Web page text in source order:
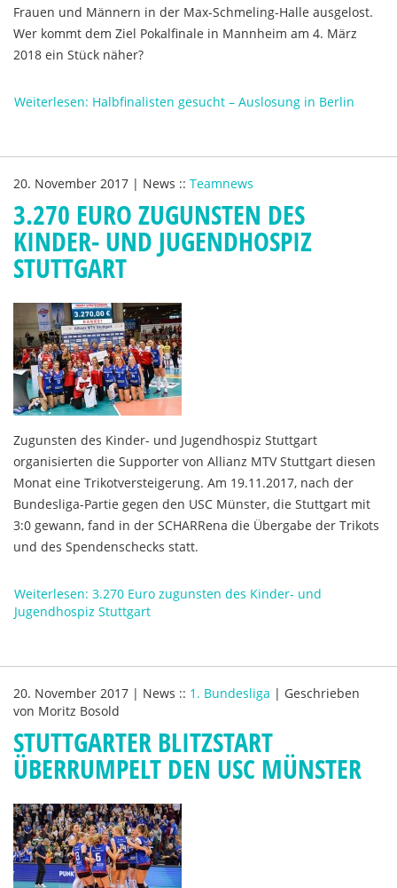
Frauen und Männern in der Max-Schmeling-Halle ausgelost.
Wer kommt dem Ziel Pokalfinale in Mannheim am 4. März
2018 ein Stück näher?
Weiterlesen: Halbfinalisten gesucht – Auslosung in Berlin
20. November 2017 | News :: Teamnews
3.270 EURO ZUGUNSTEN DES
KINDER- UND JUGENDHOSPIZ
STUTTGART
Zugunsten des Kinder- und Jugendhospiz Stuttgart
organisierten die Supporter von Allianz MTV Stuttgart diesen
Monat eine Trikotversteigerung. Am 19.11.2017, nach der
Bundesliga-Partie gegen den USC Münster, die Stuttgart mit
3:0 gewann, fand in der SCHARRena die Übergabe der Trikots
und des Spendenschecks statt.
Weiterlesen: 3.270 Euro zugunsten des Kinder- und
Jugendhospiz Stuttgart
20. November 2017 | News :: 1. Bundesliga | Geschrieben
von Moritz Bosold
STUTTGARTER BLITZSTART
ÜBERRUMPELT DEN USC MÜNSTER